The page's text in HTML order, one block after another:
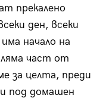
прекалено
ден, всеки
начало на
част от
за целта, преди
под домашен